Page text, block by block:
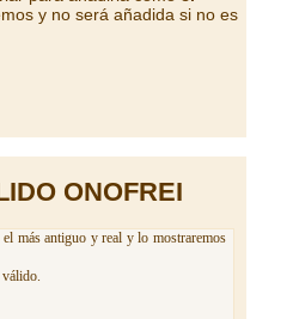
y no será añadida si no es
ONOFREI
más antiguo y real y lo mostraremos
válido.